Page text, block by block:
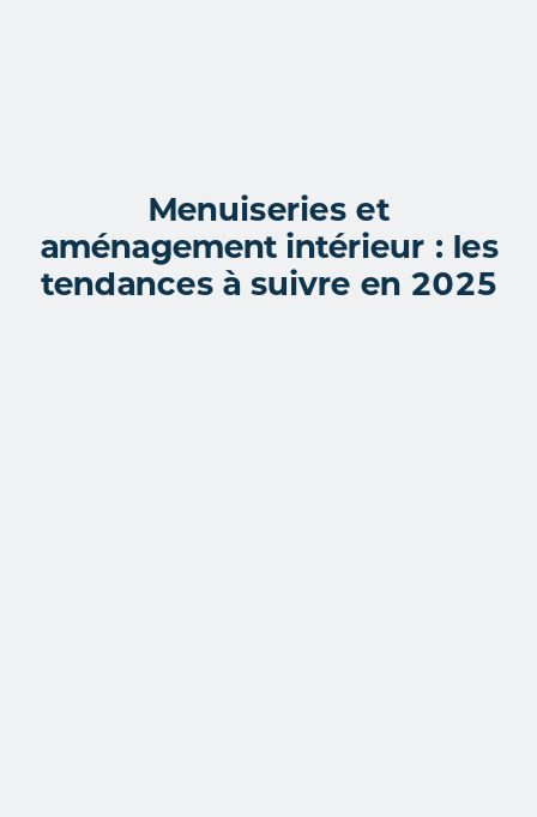
Menuiseries et
aménagement intérieur : les
tendances à suivre en 2025